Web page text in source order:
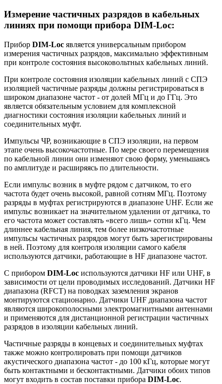
Измерение частичных разрядов в кабельных
линиях при помощи прибора DIM-Loc:
Прибор DIM-Loc является универсальным прибором
измерения частичных разрядов, максимально эффективным
при контроле состояния высоковольтных кабельных линий.
При контроле состояния изоляции кабельных линий с СПЭ
изоляцией частичные разряды должны регистрироваться в
широком диапазоне частот - от долей МГц и до ГГц. Это
является обязательным условием для комплексной
диагностики состояния изоляции кабельных линий и
соединительных муфт.
Импульсы ЧР, возникающие в СПЭ изоляции, на первом
этапе очень высокочастотные. По мере своего перемещения
по кабельной линии они изменяют свою форму, уменьшаясь
по амплитуде и расширяясь по длительности.
Если импульс возник в муфте рядом с датчиком, то его
частота будет очень высокой, равной сотням МГц. Поэтому
разряды в муфтах регистрируются в диапазоне UHF. Если же
импульс возникает на значительном удалении от датчика, то
его частота может составлять «всего лишь» сотни кГц. Чем
длиннее кабельная линия, тем более низкочастотные
импульсы частичных разрядов могут быть зарегистрированы
в ней. Поэтому для контроля изоляции самого кабеля
используются датчики, работающие в HF диапазоне частот.
С прибором DIM-Loc используются датчики HF или UHF, в
зависимости от цели проводимых исследований. Датчики HF
диапазона (RFCT) на поводках заземления экранов
монтируются стационарно. Датчики UHF диапазона частот
являются широкополосными электромагнитными антеннами
и применяются для дистанционной регистрации частичных
разрядов в изоляции кабельных линий.
Частичные разряды в концевых и соединительных муфтах
также можно контролировать при помощи датчиков
акустического диапазона частот - до 100 кГц, которые могут
быть контактными и бесконтактными. Датчики обоих типов
могут входить в состав поставки прибора DIM-Loc.